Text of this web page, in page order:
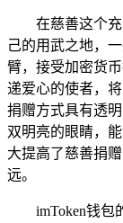
在慈善这个
己的用武之地，
臂，接受加密货
递爱心的使者，
捐赠方式具有透
双明亮的眼睛，
大提高了慈善捐
远。
imToken钱包